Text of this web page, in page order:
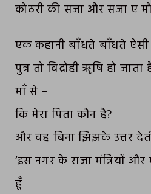
कोठरी की सजा और सजा ए
एक कहानी बाँधते बाँधते
पुत्र तो विद्रोही ॠषि हो
माँ से –
कि मेरा पिता कौन है?
और वह बिना झिझके उत्तर
‘इस नगर के राजा मंत्रियों
हूँ